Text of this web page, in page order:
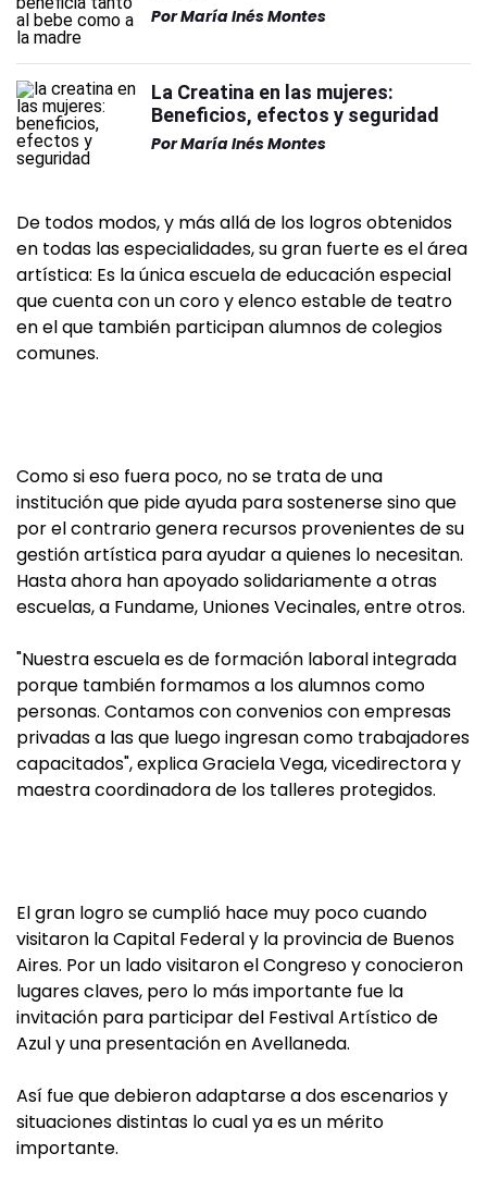
PorMaría Inés Montes
La Creatina en las mujeres:
Beneficios, efectos y seguridad
PorMaría Inés Montes
De todos modos, y más allá de los logros obtenidos
en todas las especialidades, su gran fuerte es el área
artística: Es la única escuela de educación especial
que cuenta con un coro y elenco estable de teatro
en el que también participan alumnos de colegios
comunes.
Como si eso fuera poco, no se trata de una
institución que pide ayuda para sostenerse sino que
por el contrario genera recursos provenientes de su
gestión artística para ayudar a quienes lo necesitan.
Hasta ahora han apoyado solidariamente a otras
escuelas, a Fundame, Uniones Vecinales, entre otros.
"Nuestra escuela es de formación laboral integrada
porque también formamos a los alumnos como
personas. Contamos con convenios con empresas
privadas a las que luego ingresan como trabajadores
capacitados", explica Graciela Vega, vicedirectora y
maestra coordinadora de los talleres protegidos.
El gran logro se cumplió hace muy poco cuando
visitaron la Capital Federal y la provincia de Buenos
Aires. Por un lado visitaron el Congreso y conocieron
lugares claves, pero lo más importante fue la
invitación para participar del Festival Artístico de
Azul y una presentación en Avellaneda.
Así fue que debieron adaptarse a dos escenarios y
situaciones distintas lo cual ya es un mérito
importante.